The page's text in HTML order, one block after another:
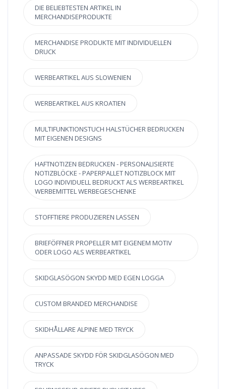
DIE BELIEBTESTEN ARTIKEL IN
MERCHANDISEPRODUKTE
MERCHANDISE PRODUKTE MIT INDIVIDUELLEN
DRUCK
WERBEARTIKEL AUS SLOWENIEN
WERBEARTIKEL AUS KROATIEN
MULTIFUNKTIONSTUCH HALSTÜCHER BEDRUCKEN
MIT EIGENEN DESIGNS
HAFTNOTIZEN BEDRUCKEN - PERSONALISIERTE
NOTIZBLÖCKE - PAPERPALLET NOTIZBLOCK MIT
LOGO INDIVIDUELL BEDRUCKT ALS WERBEARTIKEL
WERBEMITTEL WERBEGESCHENKE
STOFFTIERE PRODUZIEREN LASSEN
BRIEFÖFFNER PROPELLER MIT EIGENEM MOTIV
ODER LOGO ALS WERBEARTIKEL
SKIDGLASÖGON SKYDD MED EGEN LOGGA
CUSTOM BRANDED MERCHANDISE
SKIDHÅLLARE ALPINE MED TRYCK
ANPASSADE SKYDD FÖR SKIDGLASÖGON MED
TRYCK